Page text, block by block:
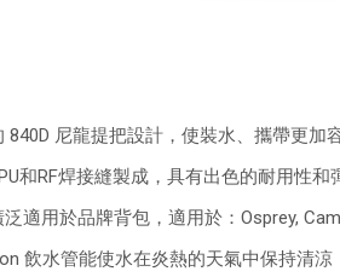
840D 尼龍提把設計，使裝水、攜帶更加
和RF焊接縫製成，具有出色的耐用性和
適用於品牌背包，適用於：Osprey,
飲水管能使水在炎熱的天氣中保持清